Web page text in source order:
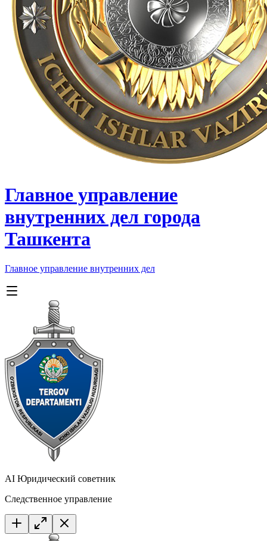
Главное управление
внутренних дел города
Ташкента
Главное управление внутренних дел
AI Юридический советник
Следственное управление